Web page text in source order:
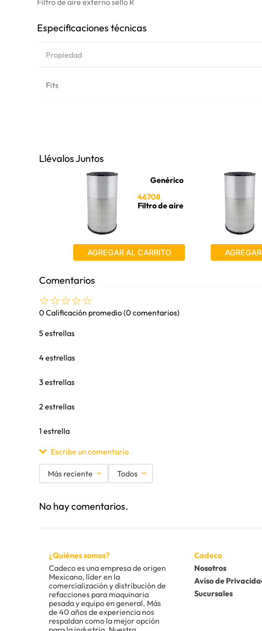
Filtro de aire externo sello R
Especificaciones técnicas
Propiedad
Fits
Llévalos Juntos
Genérico
46708
Filtro de aire
AGREGAR AL CARRITO
Comentarios
☆☆☆☆☆
0 Calificación promedio(0 comentarios)
5 estrellas
4 estrellas
3 estrellas
2 estrellas
1 estrella
Escribe un comentario
Título
Califica el producto de 1 a 5 estrellas
★★★★★
Tu nombre
Dirección de email
Más reciente Todos
No hay comentarios.
¿Quiénes somos?
Cadeco es una empresa de origen
Mexicano, líder en la
comercialización y distribución de
refacciones para maquinaria
pesada y equipo en general. Más
de 40 años de experiencia nos
respaldan como la mejor opción
Cadeco
Nosotros
Aviso de
Sucursales